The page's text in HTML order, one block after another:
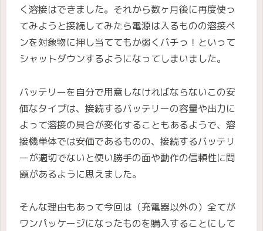
く溶接はできました。それから数ヶ月後に再度使っ
てみようと接続してみたら電源は入るものの溶接ペ
ンを対象物に押し当ててもか弱くバチっ！といって
シャットダウンするようになってしまいました。
バッテリーを自分で用意しなければならないこの安
価なタイプは、接続するバッテリーの容量や出力に
よって溶接の具合が変化することもあるようで、溶
接機単体では安価であるものの、接続するバッテリ
ーが適切でないと使い勝手の面や動作の信頼性に問
題があるように思えました。
そんな理由もあって今回は（充電器以外の）全てが
ワンパッケージになったものを購入することにして